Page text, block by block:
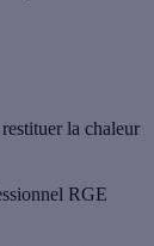
la chaleur
RGE